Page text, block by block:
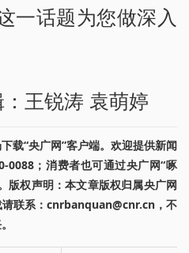
一话题为您做深入
王锐涛 袁萌婷
载“央广网”客户端。欢迎提供新闻
0088；消费者也可通过央广网“啄
版权声明：本文章版权归属央广网
请联系：cnrbanquan@cnr.cn，不